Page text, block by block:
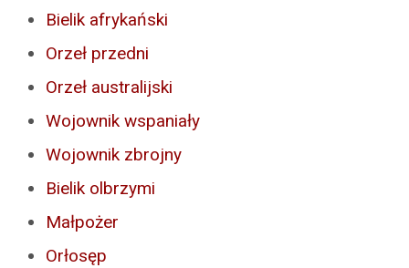
Bielik afrykański
Orzeł przedni
Orzeł australijski
Wojownik wspaniały
Wojownik zbrojny
Bielik olbrzymi
Małpożer
Orłosęp